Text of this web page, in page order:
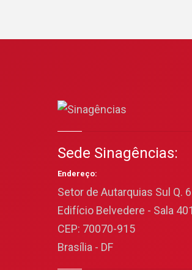
Sede Sinagências:
Endereço:
Setor de Autarquias Sul Q. 6
Edifício Belvedere - Sala 401
CEP: 70070-915
Brasília - DF